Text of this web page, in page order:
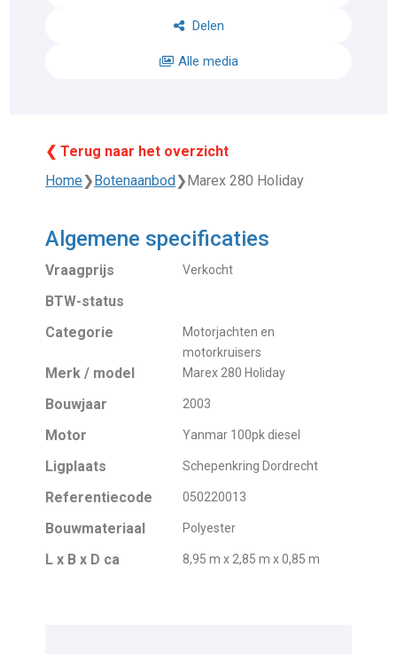
Delen
Alle media
❮ Terug naar het overzicht
Home❯ Botenaanbod ❯ Marex 280 Holiday
Algemene specificaties
Vraagprijs Verkocht
BTW-status
Categorie
Motorjachten en
motorkruisers
Merk / model Marex 280 Holiday
Bouwjaar 2003
Motor Yanmar 100pk diesel
Ligplaats Schepenkring Dordrecht
Referentiecode 050220013
Bouwmateriaal Polyester
L x B x D ca 8,95 m x 2,85 m x 0,85 m